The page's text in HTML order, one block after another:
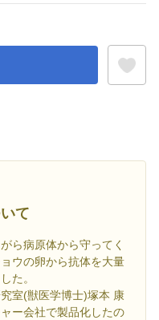
て
ら病原体から守ってく
ウの卵から抗体を大量
た。
室(獣医学博士)塚本 康
ー会社で製品化したの